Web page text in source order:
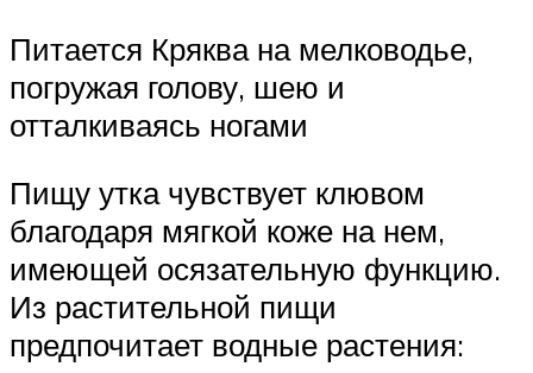
Питается Кряква на мелководье,
погружая голову, шею и
отталкиваясь ногами
Пищу утка чувствует клювом
благодаря мягкой коже на нем,
имеющей осязательную функцию.
Из растительной пищи
предпочитает водные растения: